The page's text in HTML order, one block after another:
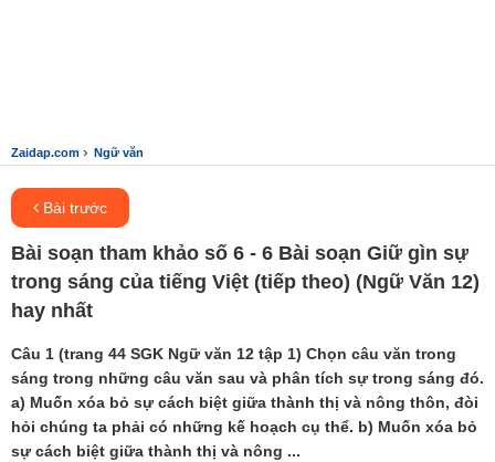
Zaidap.com › Ngữ văn
Bài trước
Bài soạn tham khảo số 6 - 6 Bài soạn Giữ gìn sự
trong sáng của tiếng Việt (tiếp theo) (Ngữ Văn 12)
hay nhất
Câu 1 (trang 44 SGK Ngữ văn 12 tập 1) Chọn câu văn trong
sáng trong những câu văn sau và phân tích sự trong sáng đó.
a) Muốn xóa bỏ sự cách biệt giữa thành thị và nông thôn, đòi
hỏi chúng ta phải có những kế hoạch cụ thể. b) Muốn xóa bỏ
sự cách biệt giữa thành thị và nông ...